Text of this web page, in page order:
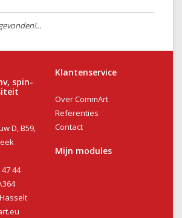
spin-
D, B59,
47 44
Klantenservice
Over CommArt
Referenties
Contact
Mijn modules